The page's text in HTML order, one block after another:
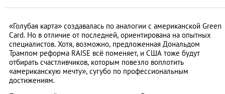
«Голубая карта» создавалась по аналогии с американской Green
Card. Но в отличие от последней, ориентирована на опытных
специалистов. Хотя, возможно, предложенная Дональдом
Трампом реформа RAISE всё поменяет, и США тоже будут
отбирать счастливчиков, которым повезло воплотить
«американскую мечту», сугубо по профессиональным
достижениям.